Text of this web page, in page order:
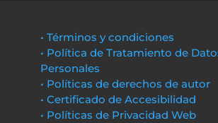
• Términos y condiciones
• Política de Tratamiento de
Personales
• Políticas de derechos de autor
• Certificado de Accesibilidad
• Políticas de Privacidad Web